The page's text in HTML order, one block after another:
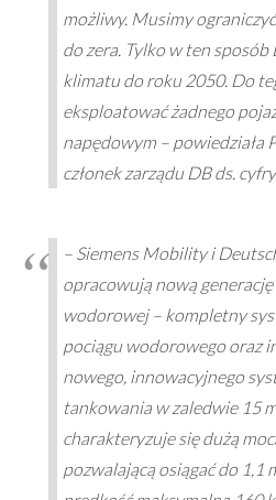
możliwy. Musimy
do zera. Tylko w ten
klimatu do roku 2050. Do
eksploatować żadnego
napędowym – powiedziała
członek zarządu DB ds.
– Siemens Mobility i
opracowują nową
wodorowej – kompletny
pociągu wodorowego oraz
nowego, innowacyjnego
tankowania w zaledwie 15
charakteryzuje się dużą
pozwalającą osiągać do 1,1